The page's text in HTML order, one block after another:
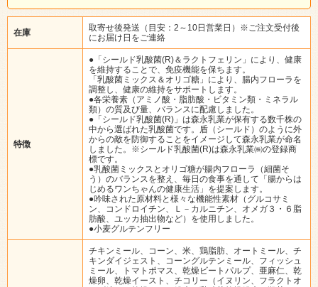
在庫
取寄せ後発送（目安：2～10日営業日）※ご注文受付後
にお届け日をご連絡
特徴
●「シールド乳酸菌(R)＆ラクトフェリン」により、健康
を維持することで、免疫機能を保ちます。
「乳酸菌ミックス＆オリゴ糖」により、腸内フローラを
調整し、健康の維持をサポートします。
●各栄養素（アミノ酸・脂肪酸・ビタミン類・ミネラル
類）の質及び量、バランスに配慮しました。
●「シールド乳酸菌(R)」は森永乳業が保有する数千株の
中から選ばれた乳酸菌です。盾（シールド）のように外
からの敵を防御することをイメージして森永乳業が命名
しました。※シールド乳酸菌(R)は森永乳業㈱の登録商
標です。
●乳酸菌ミックスとオリゴ糖が腸内フローラ（細菌そ
う）のバランスを整え、毎日の食事を通して「腸からは
じめるワンちゃんの健康生活」を提案します。
●吟味された原材料と様々な機能性素材（グルコサミ
ン、コンドロイチン、Ｌ－カルニチン、オメガ３・６脂
肪酸、ユッカ抽出物など）を使用しました。
●小麦グルテンフリー
チキンミール、コーン、米、鶏脂肪、オートミール、チ
キンダイジェスト、コーングルテンミール、フィッシュ
ミール、トマトポマス、乾燥ビートパルプ、亜麻仁、乾
燥卵、乾燥イースト、チコリー（イヌリン、フラクトオ